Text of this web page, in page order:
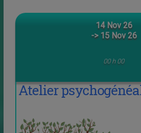
14 Nov 26
-> 15 Nov 26
00 h 00
Atelier